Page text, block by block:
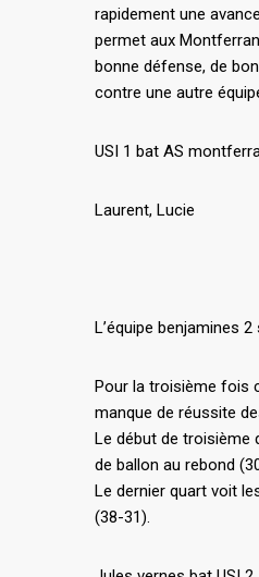
rapidement une
permet aux
bonne défense, de
contre une autre
USI 1 bat AS
Laurent, Lucie
L’équipe benjamines
Pour la troisième fois
manque de réussite
Le début de troisième
de ballon au rebond
Le dernier quart voit
(38-31).